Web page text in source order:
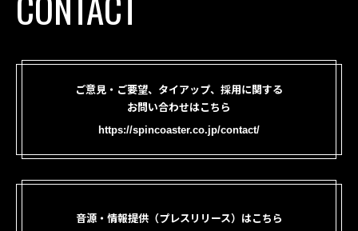
ご意見・ご要望、タイアップ、採用に関する
お問い合わせはこちら
https://spincoaster.co.jp/contact/
音源・情報提供（プレスリリース）はこちら